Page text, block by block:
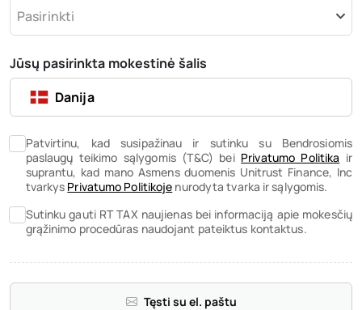
Pasirinkti
Jūsų pasirinkta mokestinė šalis
Danija
Patvirtinu, kad susipažinau ir sutinku su Bendrosiomis
paslaugų teikimo sąlygomis (T&C) bei Privatumo Politika ir
suprantu, kad mano Asmens duomenis Unitrust Finance, Inc
tvarkys Privatumo Politikoje nurodyta tvarka ir sąlygomis.
Sutinku gauti RT TAX naujienas bei informaciją apie mokesčių
grąžinimo procedūras naudojant pateiktus kontaktus.
Tęsti su el. paštu